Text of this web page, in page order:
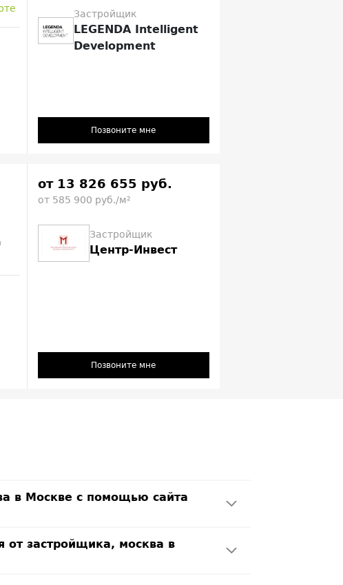
Застройщик
LEGENDA Intelligent
Development
Позвоните мне
от 13 826 655 руб.
от 585 900 руб./м²
Застройщик
Центр-Инвест
Позвоните мне
в Москве с помощью сайта
от застройщика, москва в